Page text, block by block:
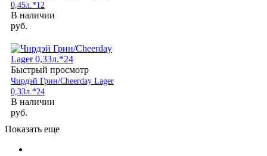
0,45л.*12
В наличии
руб.
Быстрый просмотр
Чирдэй Грин/Cheerday Lager
0,33л.*24
В наличии
руб.
Показать еще